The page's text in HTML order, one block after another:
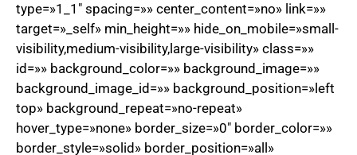
type=»1_1″ spacing=»» center_content=»no» link=»»
target=»_self» min_height=»» hide_on_mobile=»small-
visibility,medium-visibility,large-visibility» class=»»
id=»» background_color=»» background_image=»»
background_image_id=»» background_position=»left
top» background_repeat=»no-repeat»
hover_type=»none» border_size=»0″ border_color=»»
border_style=»solid» border_position=»all»